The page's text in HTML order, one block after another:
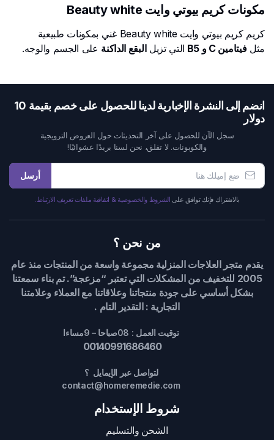
مكونات كريم بيوتي وايت Beauty white
كريم كريم بيوتي وايت Beauty white غني بمكونات طبيعية
مثلفيتامين C و B5 التي تزيلالبقع الداكنة على الجسم والوجه.
انضم إلى النشرة الإخبارية لدينا للحصول على خصم بقيمة 10
دولار
سجل الآن للحصول على آخر التحديثات حول العروض الترويجية
والكوبونات. لا تقلق، نحن لسنا بريدًا عشوائيًا!
أرسل
بالاشتراك فإنك توافق على الشروط والخصوصية & اتفاقية ملفات تعريف الارتباط.
من نحن ؟
يقدم متجر العلاجات المنزلية مجموعة واسعة من المنتجات منذ عام
2005 للتخفيف من المشكلات التي تعتبر “مزعجة”. تم بناء سمعتنا
بشكل أساسي على جودة منتجاتنا وعلاقاتنا مع العملاء وعلامتنا
التجارية : التقدير التام .
توقيت العمل : 08صباحا – 9مساءا
00140991686460
لتواصل عبر الإيمايل ؟
contact@homeremedie.com
شروط الإستخدام
الشحن والتسليم